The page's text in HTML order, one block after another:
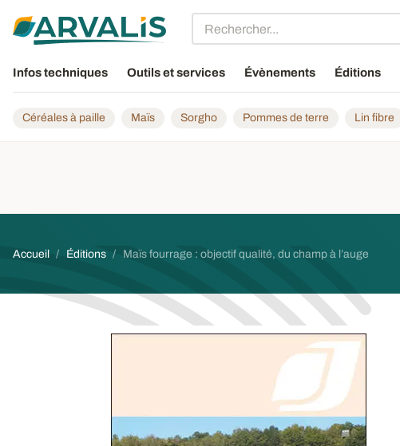
Infos techniques Outils et services Évènements Éditions
Céréales à paille Maïs Sorgho Pommes de terre Lin fibre
Fil d'Ariane
Accueil Éditions Maïs fourrage : objectif qualité, du champ à l’auge